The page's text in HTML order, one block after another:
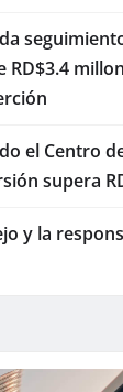
RD$3.4
el Centro
supera
y la